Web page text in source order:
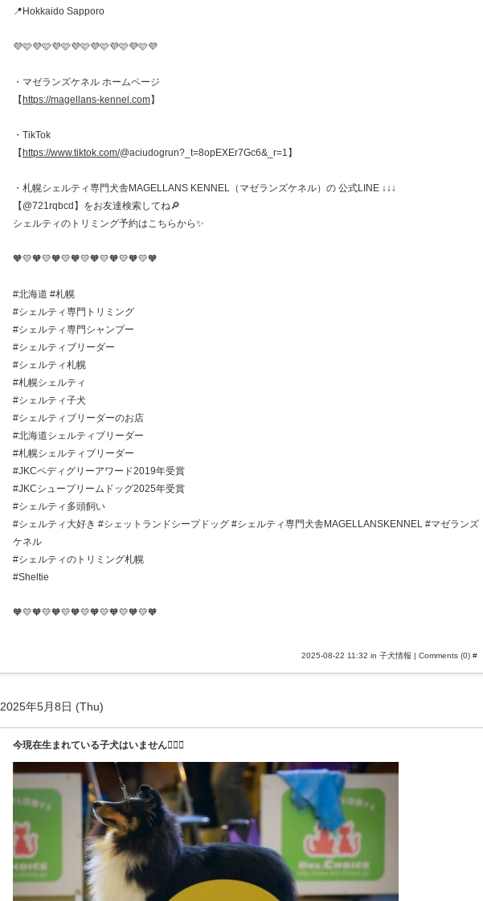
📍Hokkaido Sapporo
💜🩷💜🩷💜🩷💜🩷💜🩷💜🩷💜🩷💜
・マゼランズケネル ホームページ
【 https://magellans-kennel.com】
・TikTok
【 https://www.tiktok.com/@aciudogrun?_t=8opEXEr7Gc6&_r=1】
・札幌シェルティ専門犬舎MAGELLANS KENNEL（マゼランズケネル）の 公式LINE ↓↓↓
【@721rqbcd】をお友達検索してね🔎
シェルティのトリミング予約はこちらから✨
🧡💛🧡💛🧡💛🧡💛🧡💛🧡💛🧡💛🧡
#北海道 #札幌
#シェルティ専門トリミング
#シェルティ専門シャンプー
#シェルティブリーダー
#シェルティ札幌
#札幌シェルティ
#シェルティ子犬
#シェルティブリーダーのお店
#北海道シェルティブリーダー
#札幌シェルティブリーダー
#JKCペディグリーアワード2019年受賞
#JKCシュープリームドッグ2025年受賞
#シェルティ多頭飼い
#シェルティ大好き #シェットランドシープドッグ #シェルティ専門犬舎MAGELLANSKENNEL #マゼランズ
ケネル
#シェルティのトリミング札幌
#Sheltie
🧡💛🧡💛🧡💛🧡💛🧡💛🧡💛🧡💛🧡
2025-08-22 11:32 in 子犬情報 | Comments (0) #
2025年5月8日 (Thu)
今現在生まれている子犬はいません🙇🏻‍♀️